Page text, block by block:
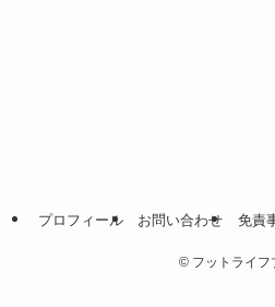
プロフィール お問い合わせ 免責
© フットライフ